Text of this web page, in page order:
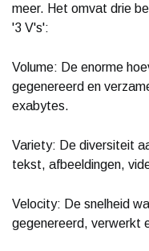
meer. Het omvat drie
'3 V's':
Volume: De enorme
gegenereerd en
exabytes.
Variety: De diversiteit
tekst, afbeeldingen,
Velocity: De snelheid
gegenereerd, verwerkt